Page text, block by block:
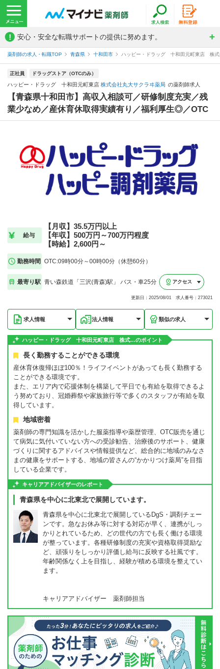
! 安心・安全な転職サポートの提供に努めます。
薬剤師の求人・転職TOP 青森県 十和田市 ハッピー・ドラッグ 十和田元町東店 株式
正社員 ドラッグストア（OTCのみ）
ハッピー・ドラッグ 十和田元町東店 株式会社丸大サクラヰ薬局 の薬剤師求人
【青森県十和田市】高収入相談可／研修制度充実／残
業少なめ／産休育休取得実績有り／福利厚生◎／OTC
給与
【月収】35.5万円以上
【年収】500万円～700万円程度
【時給】2,600円～
勤務時間 OTC:09時00分～00時00分（休憩60分）
最寄り駅 青い森鉄道「三沢(青森)駅」 バス・車25分 アクセス
更新日：2025/08/01 求人番号：273021
求人情報 法人情報 類似の求人
ハッピー・ドラッグ 十和田元町東店 株式…のポイント
長く勤務することができる環境
産休育休復帰ほぼ100％！ライフイベントがあっても長く勤務する
ことができる環境です。
また、エリア内で応援体制を構築して平日でも有給を取得できるよ
う努めており、冠婚葬祭や家族旅行等で多くのスタッフが有給を取
得しています。
地域密着
薬剤師の専門知識を活かした服薬指導や薬歴管理、OTC販売を通じ
て病気に気付いていない方への受診勧告、治療後のサポート、健康
づくりに関するアドバイスや情報提供など、総合的に地域のみなさ
まの健康をサポートする、地域の皆さんの“かかりつけ薬局”を目指
している企業です。
キャリアアドバイザーのレポート
青森県を中心に北東北で展開しています。
青森県を中心に北東北で展開しているDgS・調剤チェー
ンです。急なお休み等に対する対応が早く、連携がしっ
かりとれているため、どの世代の方でも長く働ける環境
が整っています。各種研修制度の充実や資格取得奨励な
ど、頑張りをしっかり評価し給与に反映する社風です。
年齢関係なく上を目指し、経験が積める環境を整えてい
ます。
キャリアアドバイザー 薬剤師担当